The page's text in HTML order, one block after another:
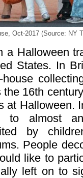
Oct-2017 (Source: NY
a Halloween
States. In
16th
at Halloween.
to almost
by
People
like to
left on to